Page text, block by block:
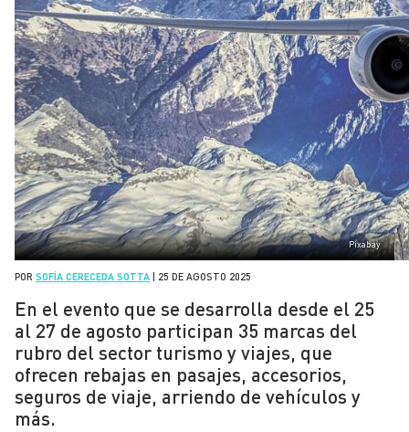
Pixabay
POR SOFÍA CERECEDA SOTTA 25 DE AGOSTO 2025
En el evento que se desarrolla desde el 25
al 27 de agosto participan 35 marcas del
rubro del sector turismo y viajes, que
ofrecen rebajas en pasajes, accesorios,
seguros de viaje, arriendo de vehículos y
más.